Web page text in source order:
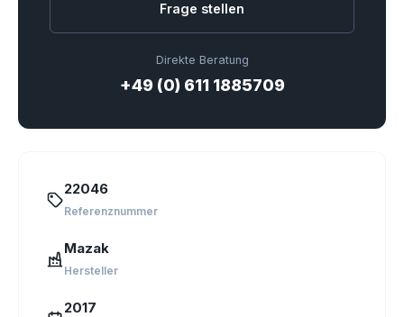
Frage stellen
Direkte Beratung
+49 (0) 611 1885709
22046
Referenznummer
Mazak
Hersteller
2017